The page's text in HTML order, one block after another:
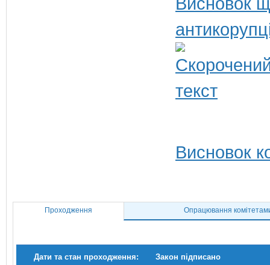
Висновок
Проходження Опрацювання
Дати та стан проходження: Закон підписано